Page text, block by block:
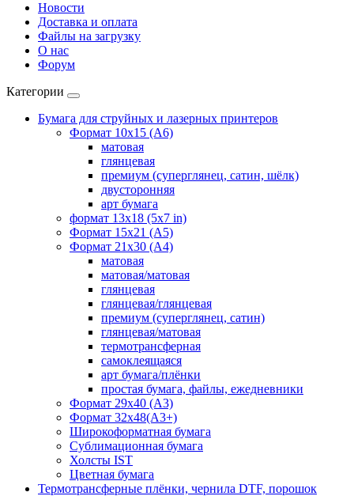
Новости
Доставка и оплата
Файлы на загрузку
О нас
Форум
Категории
Бумага для струйных и лазерных принтеров
Формат 10х15 (A6)
матовая
глянцевая
премиум (суперглянец, сатин, шёлк)
двусторонняя
арт бумага
формат 13x18 (5x7 in)
Формат 15х21 (A5)
Формат 21х30 (А4)
матовая
матовая/матовая
глянцевая
глянцевая/глянцевая
премиум (суперглянец, сатин)
глянцевая/матовая
термотрансферная
самоклеящаяся
арт бумага/плёнки
простая бумага, файлы, ежедневники
Формат 29х40 (А3)
Формат 32х48(А3+)
Широкоформатная бумага
Сублимационная бумага
Холсты IST
Цветная бумага
Термотрансферные плёнки, чернила DTF, порошок